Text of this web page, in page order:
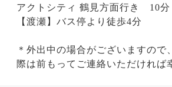
アクトシティ 鶴見方面行き 10分
【渡瀬】バス停より徒歩4分
＊外出中の場合がございますので
際は前もってご連絡いただければ